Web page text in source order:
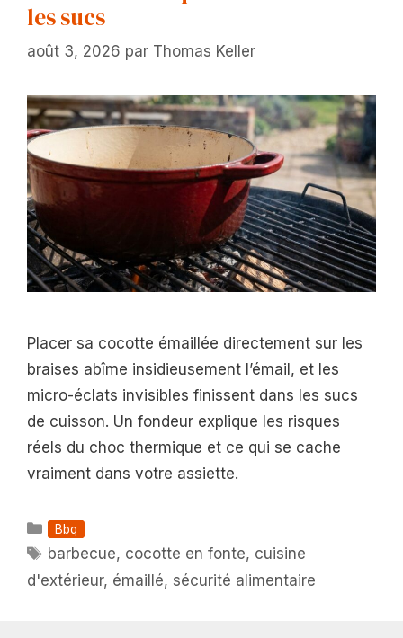
les sucs
août 3, 2026 par Thomas Keller
Placer sa cocotte émaillée directement sur les
braises abîme insidieusement l’émail, et les
micro-éclats invisibles finissent dans les sucs
de cuisson. Un fondeur explique les risques
réels du choc thermique et ce qui se cache
vraiment dans votre assiette.
Catégories
Bbq
Étiquettes
barbecue, cocotte en fonte, cuisine
d'extérieur, émaillé, sécurité alimentaire